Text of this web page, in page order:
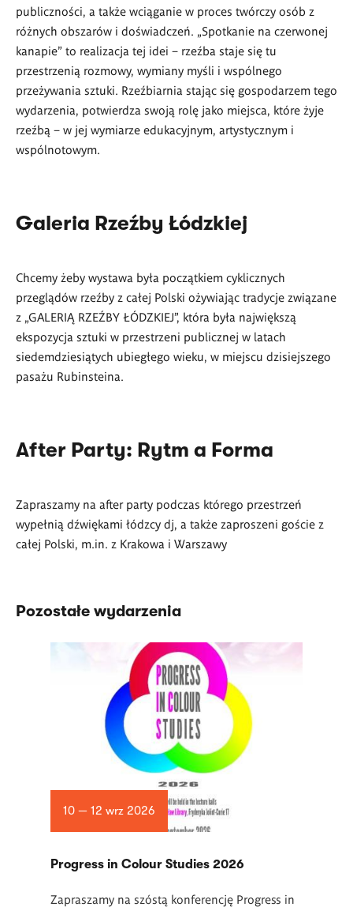
publiczności, a także wciąganie w proces twórczy osób z
różnych obszarów i doświadczeń. „Spotkanie na czerwonej
kanapie” to realizacja tej idei – rzeźba staje się tu
przestrzenią rozmowy, wymiany myśli i wspólnego
przeżywania sztuki. Rzeźbiarnia stając się gospodarzem tego
wydarzenia, potwierdza swoją rolę jako miejsca, które żyje
rzeźbą – w jej wymiarze edukacyjnym, artystycznym i
wspólnotowym.
Galeria Rzeźby Łódzkiej
Chcemy żeby wystawa była początkiem cyklicznych
przeglądów rzeźby z całej Polski ożywiając tradycje związane
z „GALERIĄ RZEŹBY ŁÓDZKIEJ”, która była największą
ekspozycja sztuki w przestrzeni publicznej w latach
siedemdziesiątych ubiegłego wieku, w miejscu dzisiejszego
pasażu Rubinsteina.
After Party: Rytm a Forma
Zapraszamy na after party podczas którego przestrzeń
wypełnią dźwiękami łódzcy dj, a także zaproszeni goście z
całej Polski, m.in. z Krakowa i Warszawy
Pozostałe wydarzenia
10 — 12 wrz 2026
Progress in Colour Studies 2026
Zapraszamy na szóstą konferencję Progress in